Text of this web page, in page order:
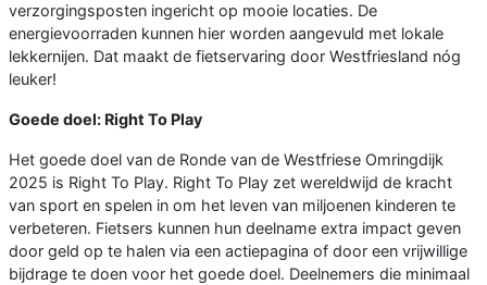
verzorgingsposten ingericht op mooie locaties. De
energievoorraden kunnen hier worden aangevuld met lokale
lekkernijen. Dat maakt de fietservaring door Westfriesland nóg
leuker!
Goede doel: Right To Play
Het goede doel van de Ronde van de Westfriese Omringdijk
2025 is Right To Play. Right To Play zet wereldwijd de kracht
van sport en spelen in om het leven van miljoenen kinderen te
verbeteren. Fietsers kunnen hun deelname extra impact geven
door geld op te halen via een actiepagina of door een vrijwillige
bijdrage te doen voor het goede doel. Deelnemers die minimaal